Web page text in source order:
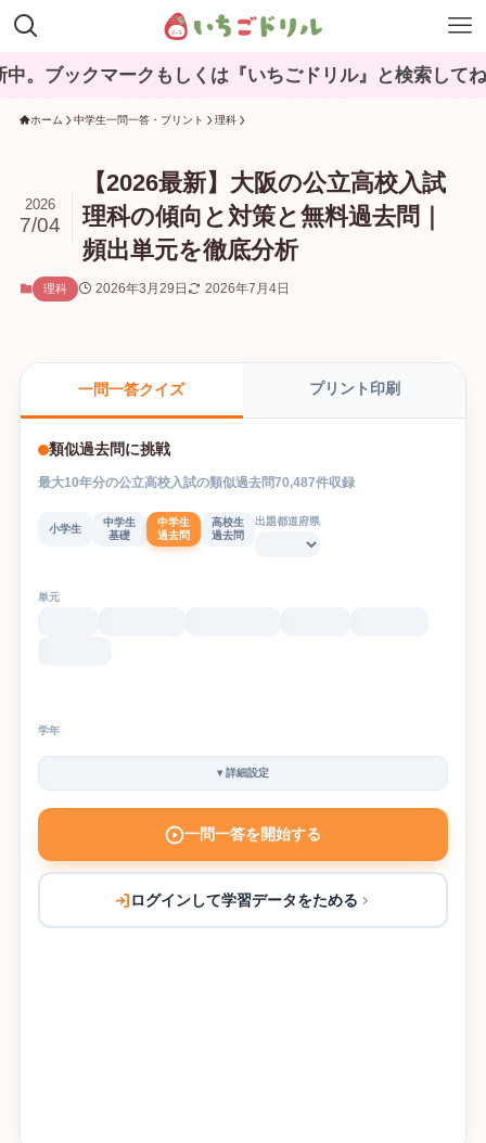
マークもしくは『いちごドリル』と検索してね♪
ホーム 中学生一問一答・プリント 理科
【2026最新】大阪の公立高校入試
理科の傾向と対策と無料過去問｜
頻出単元を徹底分析
2026
7/04
理科 2026年3月29日 2026年7月4日
一問一答クイズ プリント印刷
類似過去問に挑戦
最大10年分の公立高校入試の類似過去問70,487件収録
小学生
中学生
基礎
中学生
過去問
高校生
過去問
出題都道府県
単元
学年
▾詳細設定
一問一答を開始する
ログインして学習データをためる